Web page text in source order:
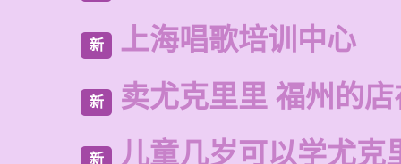
新 上海唱歌培训中心
新 卖尤克里里 福州的
新 儿童几岁可以学尤克